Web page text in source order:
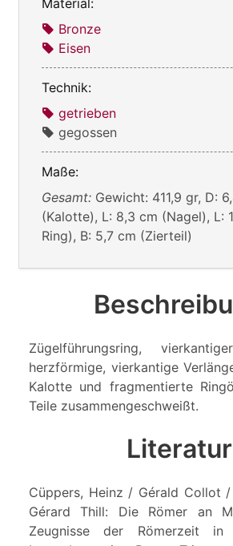
Material:
Bronze
Eisen
Technik:
getrieben
gegossen
Maße:
Gesamt: Gewicht: 411,9 gr, D:
(Kalotte), L: 8,3 cm (Nagel), L:
Ring), B: 5,7 cm (Zierteil)
Zügelführungsring,
herzförmige, vierkantige
Kalotte und fragmentierte
Teile zusammengeschweißt.
Literatur
Cüppers, Heinz / Gérald Collot
Gérard Thill: Die Römer an
Zeugnisse der Römerzeit in